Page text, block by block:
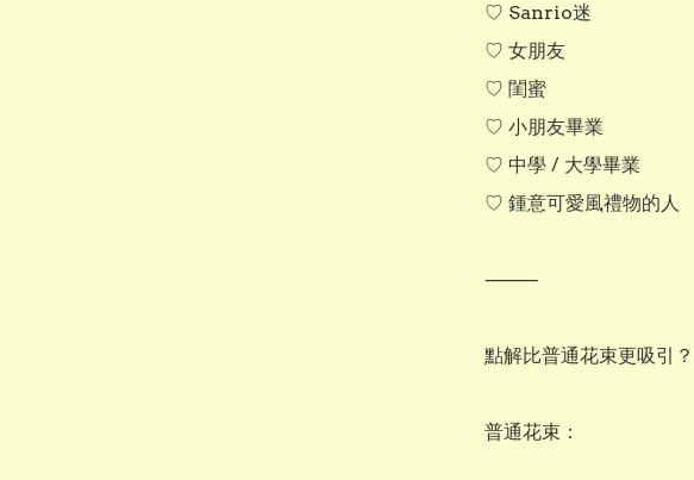
♡ Sanrio迷
♡ 女朋友
♡ 閨蜜
♡ 小朋友畢業
♡ 中學 / 大學畢業
♡ 鍾意可愛風禮物的人
⸻
點解比普通花束更吸引？
普通花束：